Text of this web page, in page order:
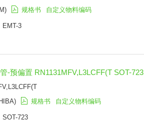
规格书 自定义物料编码
EMT-3
-预偏置 RN1131MFV,L3LCFF(T SOT-723
规格书 自定义物料编码
SOT-723